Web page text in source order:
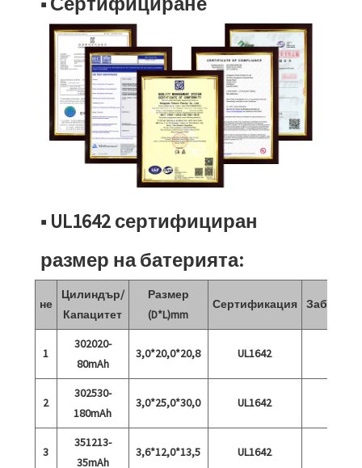
■ UL1642 сертифициран
размер на батерията:
не
Цилиндър/
Капацитет
Размер
(D*L)mm
Сертификация
1
302020-
80mAh
3,0*20,0*20,8 UL1642
2
302530-
180mAh
3,0*25,0*30,0 UL1642
3
351213-
35mAh
3,6*12,0*13,5 UL1642